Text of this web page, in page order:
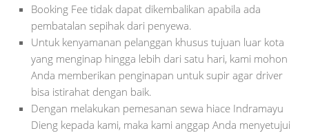
Booking Fee tidak dapat dikembalikan apabila ada
pembatalan sepihak dari penyewa.
Untuk kenyamanan pelanggan khusus tujuan luar kota
yang menginap hingga lebih dari satu hari, kami mohon
Anda memberikan penginapan untuk supir agar driver
bisa istirahat dengan baik.
Dengan melakukan pemesanan sewa hiace Indramayu
Dieng kepada kami, maka kami anggap Anda menyetujui